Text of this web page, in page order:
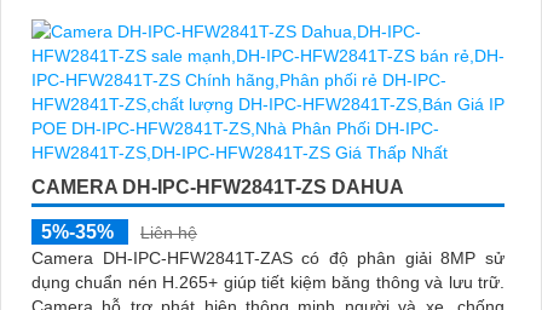
CAMERA DH-IPC-HFW2841T-ZS DAHUA
5%-35%
Liên hệ
Camera DH-IPC-HFW2841T-ZAS có độ phân giải 8MP sử
dụng chuẩn nén H.265+ giúp tiết kiệm băng thông và lưu trữ.
Camera hỗ trợ phát hiện thông minh người và xe, chống